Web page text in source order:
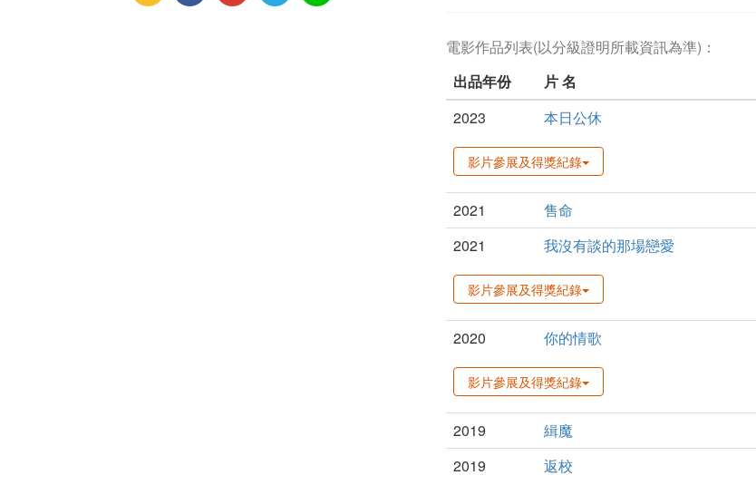
電影作品列表(以分級證明所載資訊為準)：
出品年份
片 名
2023
本日公休
影片參展及得獎紀錄
2021
售命
2021
我沒有談的那場戀愛
影片參展及得獎紀錄
2020 你的情歌
影片參展及得獎紀錄
2019
緝魔
2019
返校